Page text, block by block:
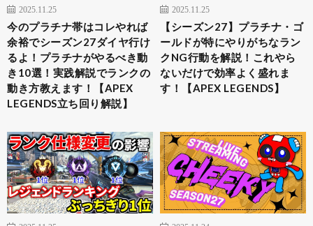
2025.11.25
今のプラチナ帯はコレやれば
余裕でシーズン27ダイヤ行け
るよ！プラチナがやるべき動
き10選！実践解説でランクの
動き方教えます！【APEX
LEGENDS立ち回り解説】
2025.11.25
【シーズン27】プラチナ・ゴ
ールドが特にやりがちなラン
クNG行動を解説！これやら
ないだけで効率よく盛れま
す！【APEX LEGENDS】